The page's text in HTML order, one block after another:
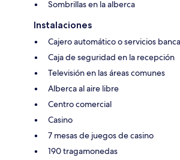
Sombrillas en la alberca
Instalaciones
Cajero automático o servicios
Caja de seguridad en la recepción
Televisión en las áreas comunes
Alberca al aire libre
Centro comercial
Casino
7 mesas de juegos de casino
190 tragamonedas